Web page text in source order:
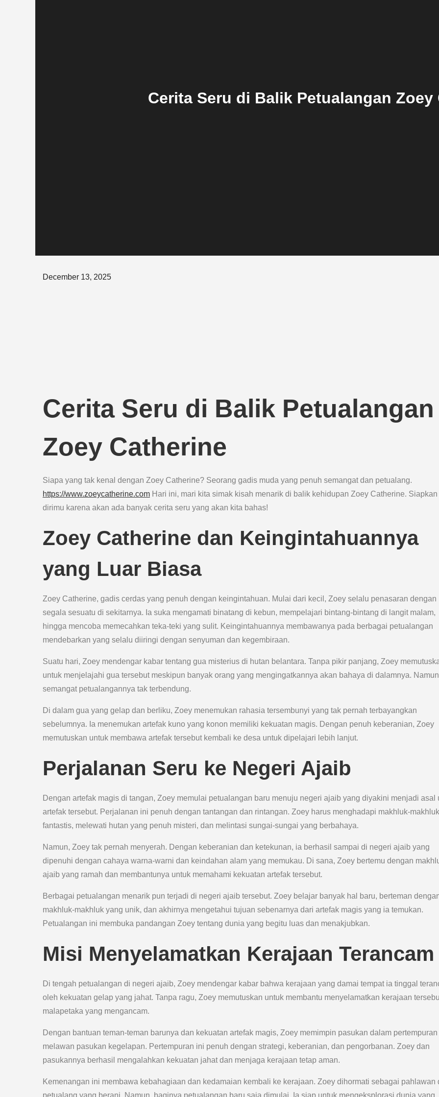
Cerita Seru di Balik Petualangan Zoey
Posted
December 13, 2025
Cerita Seru di Balik Petualangan
Zoey Catherine
Siapa yang tak kenal dengan Zoey Catherine? Seorang gadis muda yang penuh semangat dan petualang.
https://www.zoeycatherine.com Hari ini, mari kita simak kisah menarik di balik kehidupan Zoey Catherine. Siapkan
dirimu karena akan ada banyak cerita seru yang akan kita bahas!
Zoey Catherine dan Keingintahuannya
yang Luar Biasa
Zoey Catherine, gadis cerdas yang penuh dengan keingintahuan. Mulai dari kecil, Zoey selalu penasaran dengan
segala sesuatu di sekitarnya. Ia suka mengamati binatang di kebun, mempelajari bintang-bintang di langit malam,
hingga mencoba memecahkan teka-teki yang sulit. Keingintahuannya membawanya pada berbagai petualangan
mendebarkan yang selalu diiringi dengan senyuman dan kegembiraan.
Suatu hari, Zoey mendengar kabar tentang gua misterius di hutan belantara. Tanpa pikir panjang, Zoey
untuk menjelajahi gua tersebut meskipun banyak orang yang mengingatkannya akan bahaya di dalamnya.
semangat petualangannya tak terbendung.
Di dalam gua yang gelap dan berliku, Zoey menemukan rahasia tersembunyi yang tak pernah terbayangkan
sebelumnya. Ia menemukan artefak kuno yang konon memiliki kekuatan magis. Dengan penuh keberanian, Zoey
memutuskan untuk membawa artefak tersebut kembali ke desa untuk dipelajari lebih lanjut.
Perjalanan Seru ke Negeri Ajaib
Dengan artefak magis di tangan, Zoey memulai petualangan baru menuju negeri ajaib yang diyakini menjadi asal
artefak tersebut. Perjalanan ini penuh dengan tantangan dan rintangan. Zoey harus menghadapi makhluk-makhluk
fantastis, melewati hutan yang penuh misteri, dan melintasi sungai-sungai yang berbahaya.
Namun, Zoey tak pernah menyerah. Dengan keberanian dan ketekunan, ia berhasil sampai di negeri ajaib yang
dipenuhi dengan cahaya warna-warni dan keindahan alam yang memukau. Di sana, Zoey bertemu dengan
ajaib yang ramah dan membantunya untuk memahami kekuatan artefak tersebut.
Berbagai petualangan menarik pun terjadi di negeri ajaib tersebut. Zoey belajar banyak hal baru, berteman
makhluk-makhluk yang unik, dan akhirnya mengetahui tujuan sebenarnya dari artefak magis yang ia temukan.
Petualangan ini membuka pandangan Zoey tentang dunia yang begitu luas dan menakjubkan.
Misi Menyelamatkan Kerajaan Terancam
Di tengah petualangan di negeri ajaib, Zoey mendengar kabar bahwa kerajaan yang damai tempat ia tinggal
oleh kekuatan gelap yang jahat. Tanpa ragu, Zoey memutuskan untuk membantu menyelamatkan kerajaan
malapetaka yang mengancam.
Dengan bantuan teman-teman barunya dan kekuatan artefak magis, Zoey memimpin pasukan dalam
melawan pasukan kegelapan. Pertempuran ini penuh dengan strategi, keberanian, dan pengorbanan. Zoey dan
pasukannya berhasil mengalahkan kekuatan jahat dan menjaga kerajaan tetap aman.
Kemenangan ini membawa kebahagiaan dan kedamaian kembali ke kerajaan. Zoey dihormati sebagai pahlawan
petualang yang berani. Namun, baginya petualangan baru saja dimulai. Ia siap untuk mengeksplorasi dunia yang